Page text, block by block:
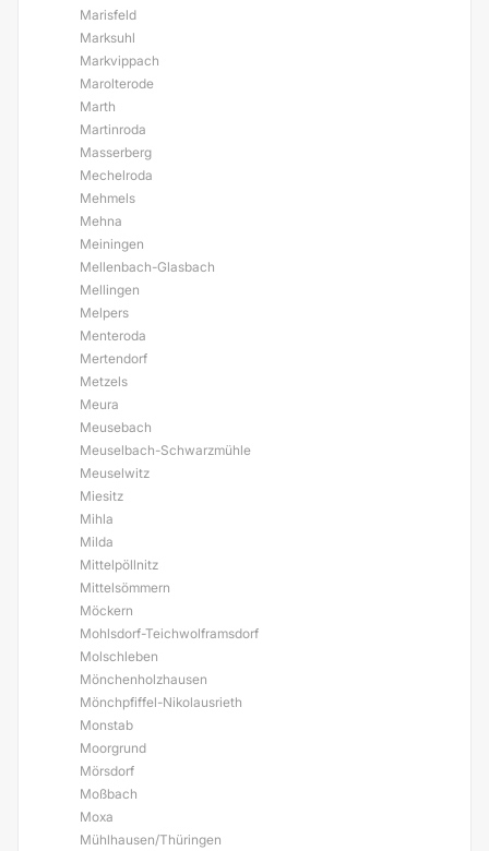
Marisfeld
Marksuhl
Markvippach
Marolterode
Marth
Martinroda
Masserberg
Mechelroda
Mehmels
Mehna
Meiningen
Mellenbach-Glasbach
Mellingen
Melpers
Menteroda
Mertendorf
Metzels
Meura
Meusebach
Meuselbach-Schwarzmühle
Meuselwitz
Miesitz
Mihla
Milda
Mittelpöllnitz
Mittelsömmern
Möckern
Mohlsdorf-Teichwolframsdorf
Molschleben
Mönchenholzhausen
Mönchpfiffel-Nikolausrieth
Monstab
Moorgrund
Mörsdorf
Moßbach
Moxa
Mühlhausen/Thüringen